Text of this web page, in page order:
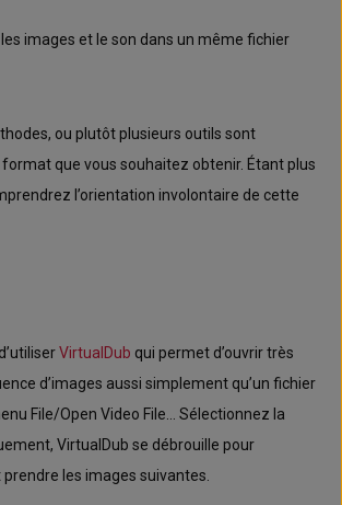
images et le son dans un même fichier
ou plutôt plusieurs outils sont
que vous souhaitez obtenir. Étant plus
l’orientation involontaire de cette
VirtualDub qui permet d’ouvrir très
d’images aussi simplement qu’un fichier
File/Open Video File… Sélectionnez la
VirtualDub se débrouille pour
les images suivantes.